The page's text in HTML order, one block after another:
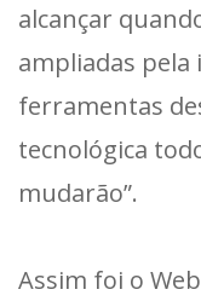
alcançar
ampliadas pela
ferramentas
tecnológica
mudarão”.
Assim foi o